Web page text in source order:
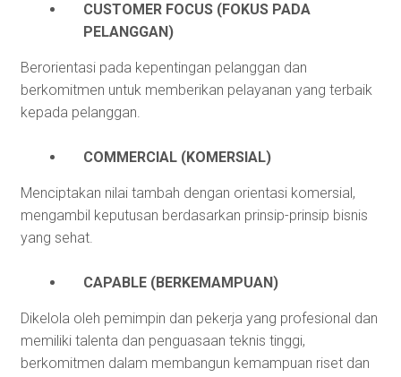
CUSTOMER FOCUS (FOKUS PADA
PELANGGAN)
Berorientasi pada kepentingan pelanggan dan
berkomitmen untuk memberikan pelayanan yang terbaik
kepada pelanggan.
COMMERCIAL (KOMERSIAL)
Menciptakan nilai tambah dengan orientasi komersial,
mengambil keputusan berdasarkan prinsip-prinsip bisnis
yang sehat.
CAPABLE (BERKEMAMPUAN)
Dikelola oleh pemimpin dan pekerja yang profesional dan
memiliki talenta dan penguasaan teknis tinggi,
berkomitmen dalam membangun kemampuan riset dan